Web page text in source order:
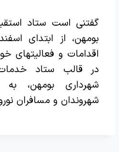
گفتنی است ستاد
بومهن، از ابتدای
اقدامات و فعالیتهای
در قالب ستاد
شهرداری بومهن،
شهروندان و مسافران